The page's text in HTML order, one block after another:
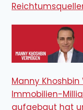
Manny
Immobilien-
aufgebaut hat